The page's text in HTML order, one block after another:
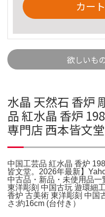
カー
欲しいも
水晶 天然石 香炉
品 紅水晶 香炉
専門店 西本皆文
中国工芸品 紅水晶 香炉
皆文堂。2026年最新】
中古品・新品・未使用品
東洋彫刻 中国古玩 遊環細
香炉 古美術 東洋彫刻 中国
さ:約16cm (台付き）